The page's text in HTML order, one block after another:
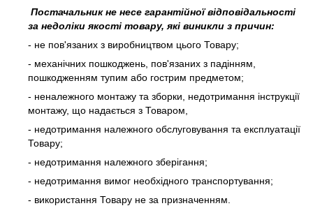
Постачальник не несе гарантійної відповідальності
за недоліки якості товару, які виникли з причин:
- не пов'язаних з виробництвом цього Товару;
- механічних пошкоджень, пов'язаних з падінням,
пошкодженням тупим або гострим предметом;
- неналежного монтажу та зборки, недотримання інструкції
монтажу, що надається з Товаром,
- недотримання належного обслуговування та експлуатації
Товару;
- недотримання належного зберігання;
- недотримання вимог необхідного транспортування;
- використання Товару не за призначенням.